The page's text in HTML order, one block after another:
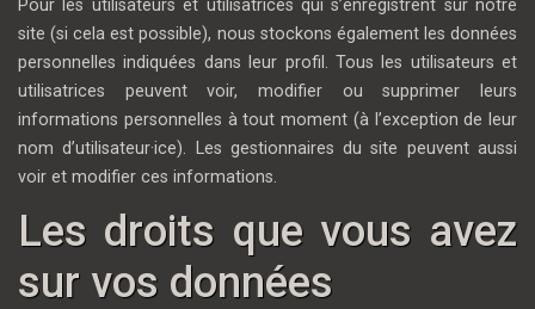
Pour les utilisateurs et utilisatrices qui s’enregistrent sur notre
site (si cela est possible), nous stockons également les données
personnelles indiquées dans leur profil. Tous les utilisateurs et
utilisatrices peuvent voir, modifier ou supprimer leurs
informations personnelles à tout moment (à l’exception de leur
nom d’utilisateur·ice). Les gestionnaires du site peuvent aussi
voir et modifier ces informations.
Les droits que vous avez
sur vos données